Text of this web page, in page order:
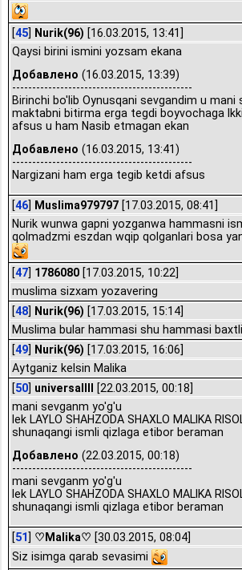
[45] Nurik(96) [16.03.2015, 13:41]
Qaysi birini ismini yozsam ekana
Добавлено (16.03.2015, 13:39)
---------------------------------------------
Birinchi bo'lib Oynusqani sevgandim u mani
maktabni bitirma erga tegdi boyvochaga
afsus u ham Nasib etmagan ekan
Добавлено (16.03.2015, 13:41)
---------------------------------------------
Nargizani ham erga tegib ketdi afsus
[46] Muslima979797 [17.03.2015, 08:41]
Nurik wunwa gapni yozganwa hammasni
qolmadzmi eszdan wqip qolganlari bosa
[47] 1786080 [17.03.2015, 10:22]
muslima sizxam yozavering
[48] Nurik(96) [17.03.2015, 15:14]
Muslima bular hammasi shu hammasi baxtli
[49] Nurik(96) [17.03.2015, 16:06]
Aytganiz kelsin Malika
[50] universallll
[22.03.2015, 00:18]
mani sevganm yo'g'u
lek LAYLO SHAHZODA SHAXLO MALIKA
shunaqangi ismli qizlaga etibor beraman
Добавлено (22.03.2015, 00:18)
---------------------------------------------
mani sevganm yo'g'u
lek LAYLO SHAHZODA SHAXLO MALIKA
shunaqangi ismli qizlaga etibor beraman
[51] ♡Malika♡ [30.03.2015, 08:04]
Siz isimga qarab sevasimi